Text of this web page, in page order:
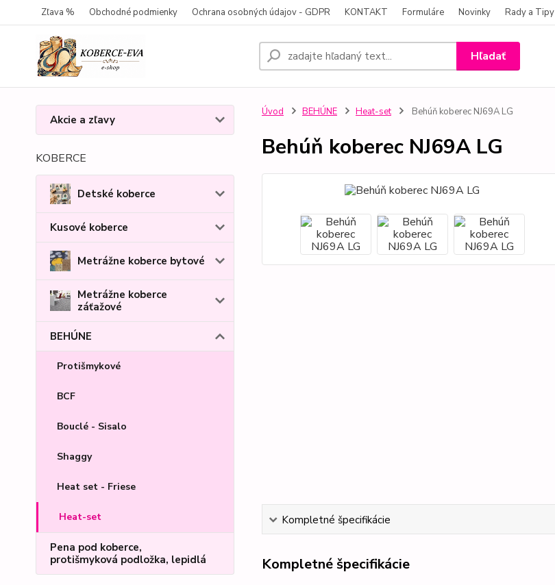
Zľava % Obchodné podmienky Ochrana osobných údajov - GDPR KONTAKT Formuláre Novinky Rady a Tipy
Hľadať
Akcie a zľavy
KOBERCE
Detské koberce
Kusové koberce
Metrážne koberce bytové
Metrážne koberce
záťažové
BEHÚNE
Protišmykové
BCF
Bouclé - Sisalo
Shaggy
Heat set - Friese
Heat-set
Pena pod koberce,
protišmyková podložka, lepidlá
Úvod BEHÚNE Heat-set Behúň koberec NJ69A LG
Behúň koberec NJ69A LG
Kompletné špecifikácie
Kompletné špecifikácie